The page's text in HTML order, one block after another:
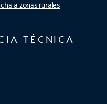
a zonas rurales
TÉCNICA